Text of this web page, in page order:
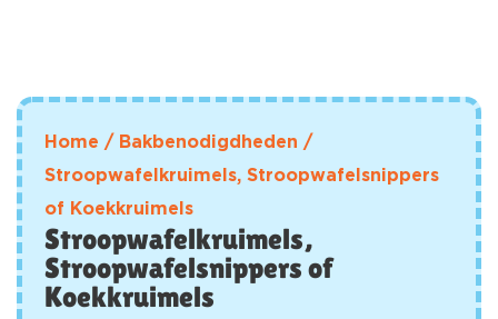
Home / Bakbenodigdheden /
Stroopwafelkruimels, Stroopwafelsnippers
of Koekkruimels
Stroopwafelkruimels,
Stroopwafelsnippers of
Koekkruimels